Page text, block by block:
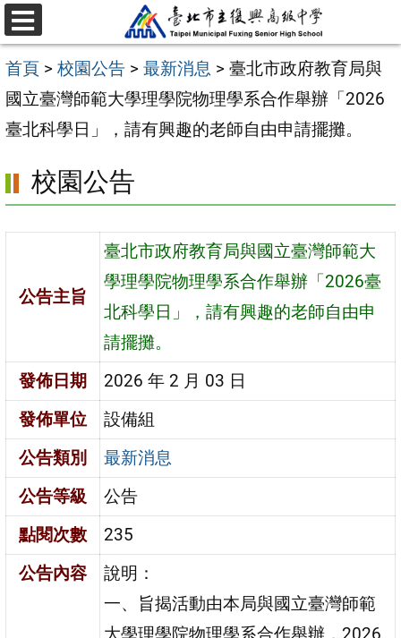
跳
至
主
要
內
區
選
單
首頁 > 校園公告 > 最新消息 > 臺北市政府教育局與
國立臺灣師範大學理學院物理學系合作舉辦「2026
臺北科學日」，請有興趣的老師自由申請擺攤。
校園公告
公告主旨
臺北市政府教育局與國立臺灣師範大
學理學院物理學系合作舉辦「2026臺
北科學日」，請有興趣的老師自由申
請擺攤。
發佈日期
2026 年 2 月 03 日
發佈單位
設備組
公告類別
最新消息
公告等級
公告
點閱次數
235
公告內容
說明：
一、旨揭活動由本局與國立臺灣師範
大學理學院物理學系合作舉辦，2026